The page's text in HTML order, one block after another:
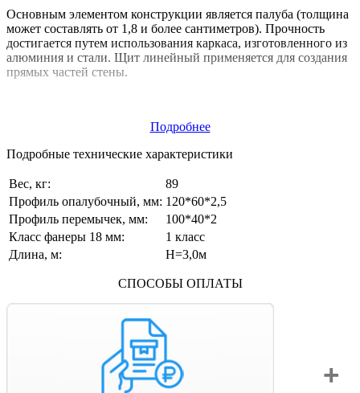
Основным элементом конструкции является палуба (толщина
может составлять от 1,8 и более сантиметров). Прочность
достигается путем использования каркаса, изготовленного из
алюминия и стали. Щит линейный применяется для создания
прямых частей стены.
Подробнее
Подробные технические характеристики
Вес, кг:
89
Профиль опалубочный, мм: 120*60*2,5
Профиль перемычек, мм:
100*40*2
Класс фанеры 18 мм:
1 класс
Длина, м:
Н=3,0м
СПОСОБЫ ОПЛАТЫ